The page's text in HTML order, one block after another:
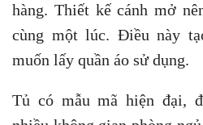
hàng. Thiết kế cánh mở
cùng một lúc. Điều này
muốn lấy quần áo sử dụng.
Tủ có mẫu mã hiện đại,